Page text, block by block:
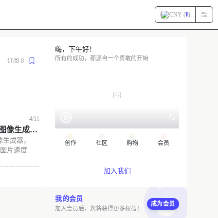
CNY (¥)
订阅 0
4/11
像生成
成器，
片速度
嗨，下午好！
所有的成功，都源自一个勇敢的开始
创作 社区 购物 会员
加入我们
我的会员
加入会员后，您将获得更多权益！
成为会员